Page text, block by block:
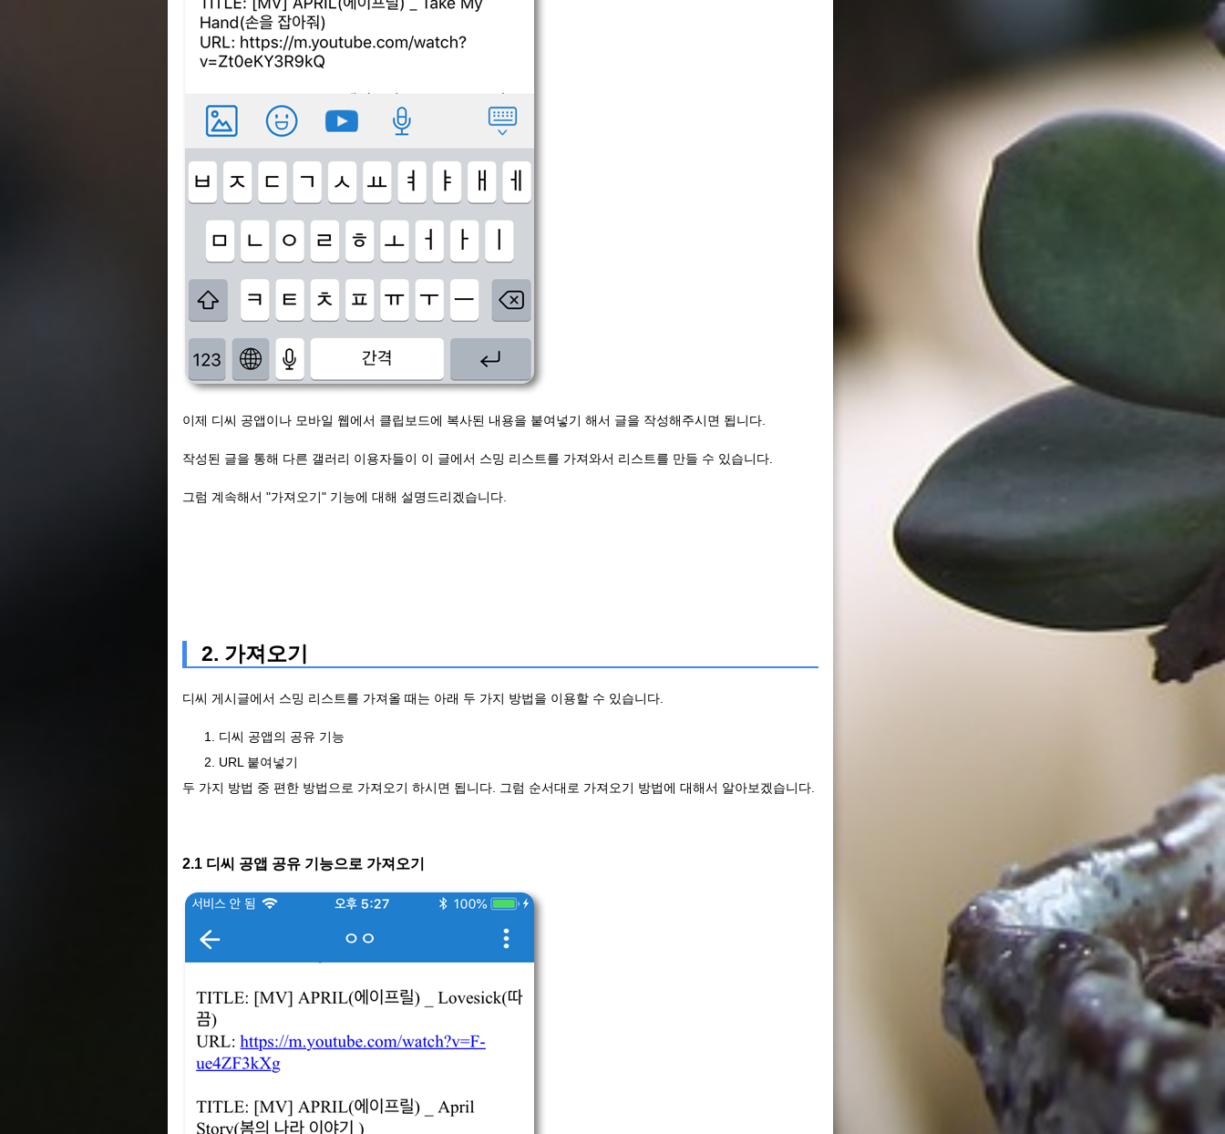
이제 디씨 공앱이나 모바일 웹에서 클립보드에 복사된 내용을 붙여넣기 해서 글을 작성해주시면 됩니다.
작성된 글을 통해 다른 갤러리 이용자들이 이 글에서 스밍 리스트를 가져와서 리스트를 만들 수 있습니다.
그럼 계속해서 "가져오기" 기능에 대해 설명드리겠습니다.
2. 가져오기
디씨 게시글에서 스밍 리스트를 가져올 때는 아래 두 가지 방법을 이용할 수 있습니다.
디씨 공앱의 공유 기능
URL 붙여넣기
두 가지 방법 중 편한 방법으로 가져오기 하시면 됩니다. 그럼 순서대로 가져오기 방법에 대해서 알아보겠습니다.
2.1 디씨 공앱 공유 기능으로 가져오기